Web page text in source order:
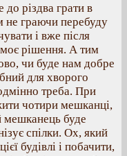
різдва грати в
не граючи перебуду
і вже після
рішення. А тим
чи буде нам добре
для хворого
треба. При
чотири мешканці,
мешканець буде
спілки. Ох, який
будівлі і побачити,